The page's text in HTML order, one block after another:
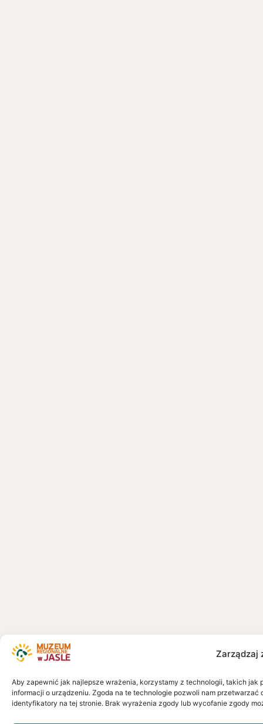
Zarządzaj
Aby zapewnić jak najlepsze wrażenia, korzystamy z technologii, takich
informacji o urządzeniu. Zgoda na te technologie pozwoli nam
identyfikatory na tej stronie. Brak wyrażenia zgody lub wycofanie zgody